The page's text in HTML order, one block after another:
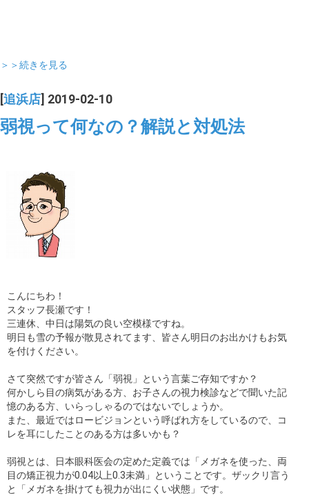
＞＞続きを見る
追浜店 ] 2019-02-10
弱視って何なの？解説と対処法
こんにちわ！
スタッフ長瀬です！
三連休、中日は陽気の良い空模様ですね。
明日も雪の予報が散見されてます、皆さん明日のお出かけもお気
を付けください。
さて突然ですが皆さん「弱視」という言葉ご存知ですか？
何かしら目の病気がある方、お子さんの視力検診などで聞いた記
憶のある方、いらっしゃるのではないでしょうか。
また、最近ではロービジョンという呼ばれ方をしているので、コ
レを耳にしたことのある方は多いかも？
弱視とは、日本眼科医会の定めた定義では「メガネを使った、両
目の矯正視力が0.04以上0.3未満」ということです。ザックリ言う
と「メガネを掛けても視力が出にくい状態」です。